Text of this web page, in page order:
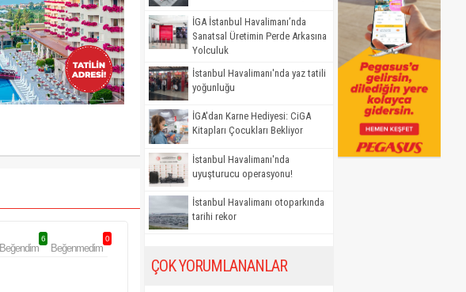
Beğendim
6
Beğenmedim
0
İGA İstanbul Havalimanı’nda
Sanatsal Üretimin Perde Arkasına
Yolculuk
İstanbul Havalimanı'nda yaz tatili
yoğunluğu
İGA'dan Karne Hediyesi: CiGA
Kitapları Çocukları Bekliyor
İstanbul Havalimanı'nda
uyuşturucu operasyonu!
İstanbul Havalimanı otoparkında
tarihi rekor
ÇOK YORUMLANANLAR